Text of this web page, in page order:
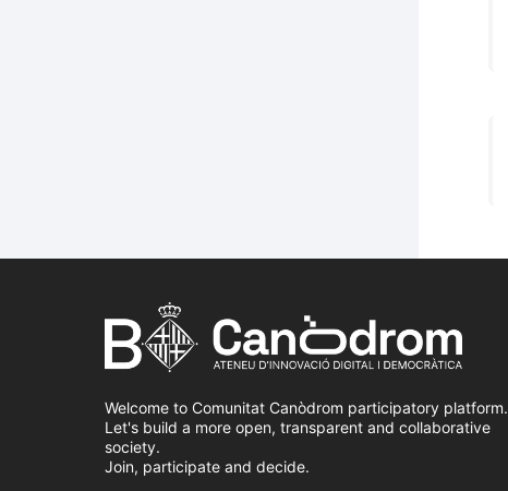
Welcome to Comunitat Canòdrom participatory platform.
Let's build a more open, transparent and collaborative
society.
Join, participate and decide.